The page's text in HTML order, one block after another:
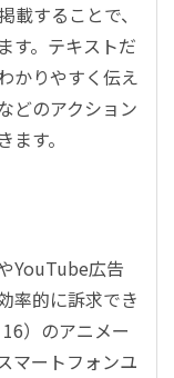
することで、
す。テキストだ
かりやすく伝え
どのアクション
す。
YouTube広告
率的に訴求でき
）のアニメー
マートフォンユ